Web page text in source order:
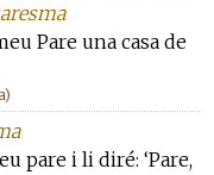
Pare una casa de
pare i li diré: ‘Pare,